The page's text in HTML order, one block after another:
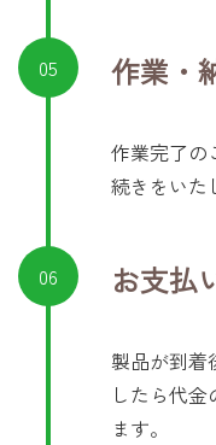
05 作業・
作業完了の
続きをいた
06 お支払
製品が到着
したら代
ます。